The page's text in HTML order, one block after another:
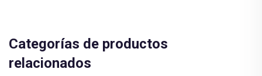
Categorías de productos
relacionados